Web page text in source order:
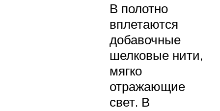
В полотно
вплетаются
добавочные
шелковые нити,
мягко
отражающие
свет. В